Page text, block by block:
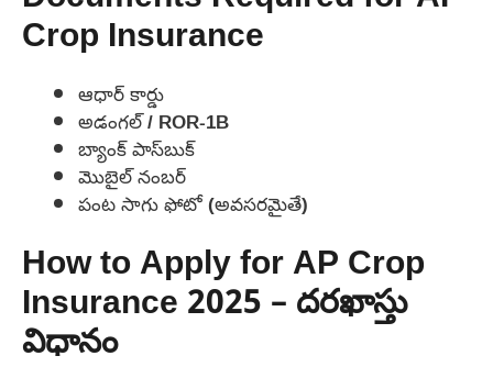
Crop Insurance
ఆధార్ కార్డు
అడంగల్ / ROR-1B
బ్యాంక్ పాస్‌బుక్
మొబైల్ నంబర్
పంట సాగు ఫోటో (అవసరమైతే)
How to Apply for AP Crop
Insurance 2025 – దరఖాస్తు
విధానం